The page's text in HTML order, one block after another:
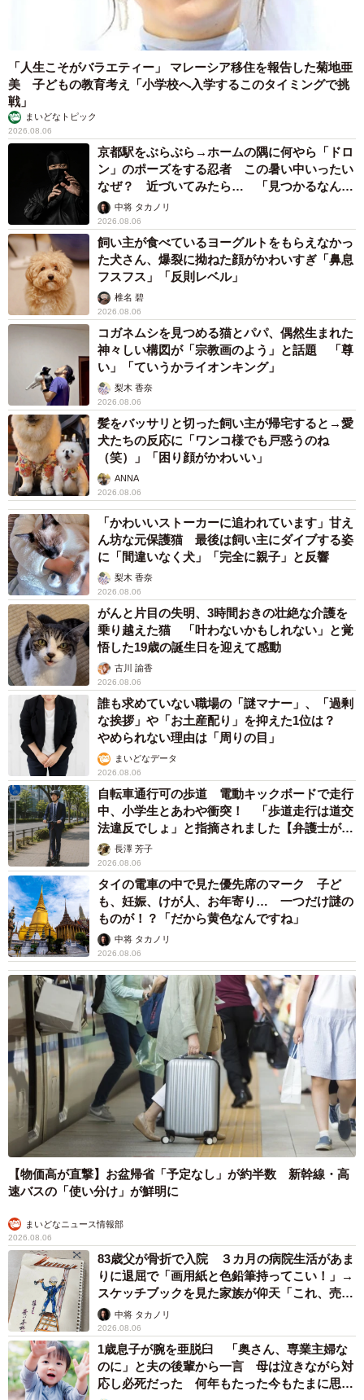
「人生こそがバラエティー」 マレーシア移住を報告した菊地亜
美 子どもの教育考え「小学校へ入学するこのタイミングで挑
戦」
まいどなトピック
2026.08.06
京都駅をぶらぶら→ホームの隅に何やら「ドロ
ン」のポーズをする忍者 この暑い中いったい
なぜ？ 近づいてみたら… 「見つかるなんて
未熟」中将 タカノリ
2026.08.06
飼い主が食べているヨーグルトをもらえなかっ
た犬さん、爆裂に拗ねた顔がかわいすぎ「鼻息
フスフス」「反則レベル」
椎名 碧
2026.08.06
コガネムシを見つめる猫とパパ、偶然生まれた
神々しい構図が「宗教画のよう」と話題 「尊
い」「ていうかライオンキング」
梨木 香奈
2026.08.06
髪をバッサリと切った飼い主が帰宅すると→愛
犬たちの反応に「ワンコ様でも戸惑うのね
（笑）」「困り顔がかわいい」
ANNA
2026.08.06
「かわいいストーカーに追われています」甘え
ん坊な元保護猫 最後は飼い主にダイブする姿
に「間違いなく犬」「完全に親子」と反響
梨木 香奈
2026.08.06
がんと片目の失明、3時間おきの壮絶な介護を
乗り越えた猫 「叶わないかもしれない」と覚
悟した19歳の誕生日を迎えて感動
古川 諭香
2026.08.06
誰も求めていない職場の「謎マナー」、「過剰
な挨拶」や「お土産配り」を抑えた1位は？
やめられない理由は「周りの目」
まいどなデータ
2026.08.06
自転車通行可の歩道 電動キックボードで走行
中、小学生とあわや衝突！ 「歩道走行は道交
法違反でしょ」と指摘されました【弁護士が解
説】長澤 芳子
2026.08.06
タイの電車の中で見た優先席のマーク 子ど
も、妊娠、けが人、お年寄り… 一つだけ謎の
ものが！？「だから黄色なんですね」
中将 タカノリ
2026.08.06
【物価高が直撃】お盆帰省「予定なし」が約半数 新幹線・高
速バスの「使い分け」が鮮明に
まいどなニュース情報部
2026.08.06
83歳父が骨折で入院 ３カ月の病院生活があま
りに退屈で「画用紙と色鉛筆持ってこい！」→
スケッチブックを見た家族が仰天「これ、売れ
ますよ…」
中将 タカノリ
2026.08.06
1歳息子が腕を亜脱臼 「奥さん、専業主婦な
のに」と夫の後輩から一言 母は泣きながら対
応し必死だった 何年もたった今もたまに思い